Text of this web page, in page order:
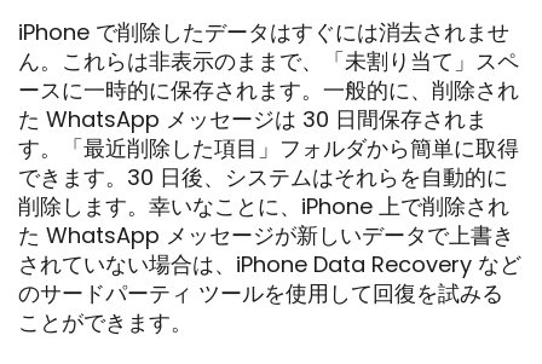
iPhone で削除したデータはすぐには消去されませ
ん。これらは非表示のままで、「未割り当て」スペ
ースに一時的に保存されます。一般的に、削除され
た WhatsApp メッセージは 30 日間保存されま
す。「最近削除した項目」フォルダから簡単に取得
できます。30 日後、システムはそれらを自動的に
削除します。幸いなことに、iPhone 上で削除され
た WhatsApp メッセージが新しいデータで上書き
されていない場合は、iPhone Data Recovery など
のサードパーティ ツールを使用して回復を試みる
ことができます。